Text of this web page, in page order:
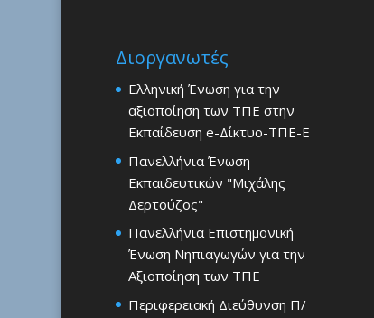
Διοργανωτές
Ελληνική Ένωση για την
αξιοποίηση των ΤΠΕ στην
Εκπαίδευση e-Δίκτυο-ΤΠΕ-Ε
Πανελλήνια Ένωση
Εκπαιδευτικών "Μιχάλης
Δερτούζος"
Πανελλήνια Επιστημονική
Ένωση Νηπιαγωγών για την
Αξιοποίηση των ΤΠΕ
Περιφερειακή Διεύθυνση Π/